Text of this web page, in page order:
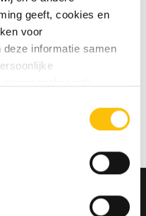
geeft, cookies en
voor
deze informatie samen
en communicatie binnen
websites en apps van
NIEUWSBRIEF